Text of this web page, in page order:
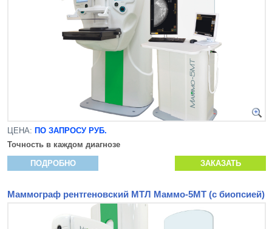
ЦЕНА: ПО ЗАПРОСУ РУБ.
Точность в каждом диагнозе
ПОДРОБНО ЗАКАЗАТЬ
Маммограф рентгеновский МТЛ Маммо-5МТ (с биопсией)